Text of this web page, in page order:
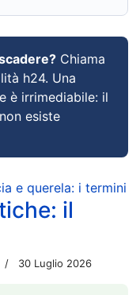
Chiama
h24. Una
è irrimediabile: il
esiste
e querela: i termini
il
30 Luglio 2026